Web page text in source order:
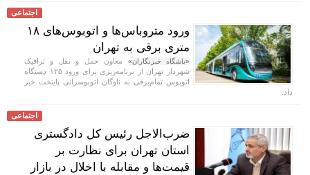
اجتماعی
ورود متروباس‌ها و اتوبوس‌های ۱۸
متری برقی به تهران
«باشگاه خبرنگاران» معاون حمل و نقل و ترافیک
شهردار تهران از برنامه‌ریزی برای ورود ۱۲۵ دستگاه
اتوبوس تمام‌برقی به ناوگان اتوبوسرانی پایتخت خبر
داد.
اجتماعی
ضرب‌الاجل رئیس کل دادگستری
استان تهران برای نظارت بر
قیمت‌ها و مقابله با اخلال در بازار